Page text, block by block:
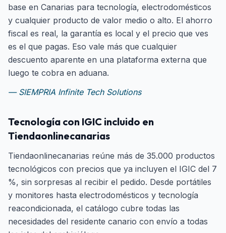
base en Canarias para tecnología, electrodomésticos
y cualquier producto de valor medio o alto. El ahorro
fiscal es real, la garantía es local y el precio que ves
es el que pagas. Eso vale más que cualquier
descuento aparente en una plataforma externa que
luego te cobra en aduana.
— SIEMPRIA Infinite Tech Solutions
Tecnología con IGIC incluido en
Tiendaonlinecanarias
Tiendaonlinecanarias reúne más de 35.000 productos
tecnológicos con precios que ya incluyen el IGIC del 7
%, sin sorpresas al recibir el pedido. Desde portátiles
y monitores hasta electrodomésticos y tecnología
reacondicionada, el catálogo cubre todas las
necesidades del residente canario con envío a todas